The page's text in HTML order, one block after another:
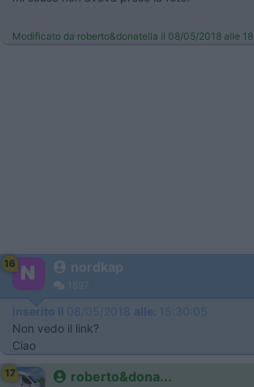
Modificato da roberto&donatella il 08/05/2018 alle
16 nordkap
1897
Inserito il 08/05/2018 alle: 15:30:05
Non vedo il link?
Ciao
17 roberto&dona...